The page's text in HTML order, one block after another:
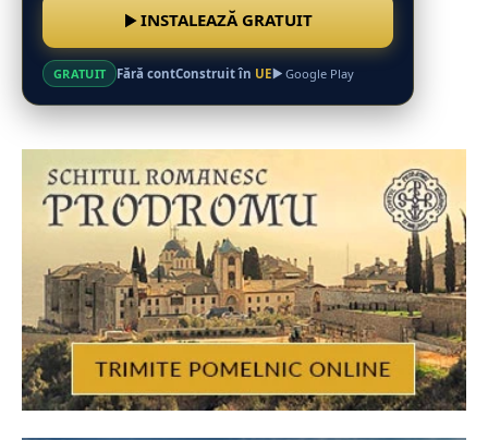
INSTALEAZĂ GRATUIT
GRATUIT Fără contConstruit în UE Google Play